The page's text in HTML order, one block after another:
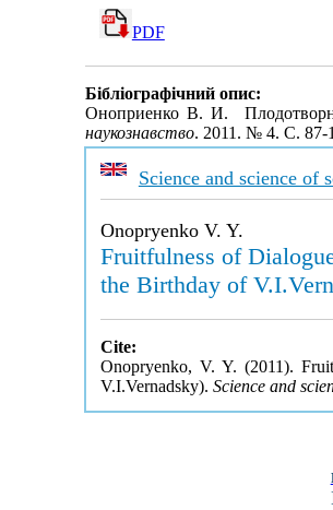
PDF
Бібліографічний опис:
Оноприенко В. И.
наукознавство. 2011. № 4. С. 87-
Science and science of
Onopryenko V. Y.
Fruitfulness of
the Birthday of
Cite:
Onopryenko, V. Y. (2011).
V.I.Vernadsky). Science and